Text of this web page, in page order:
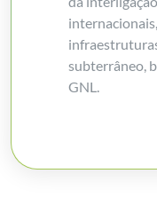
subterrâneo,
GNL.